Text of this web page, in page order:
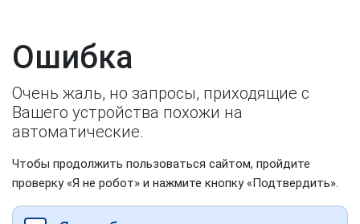
Ошибка
Очень жаль, но запросы, приходящие с
Вашего устройства похожи на
автоматические.
Чтобы продолжить пользоваться сайтом, пройдите
проверку «Я не робот» и нажмите кнопку «Подтвердить».